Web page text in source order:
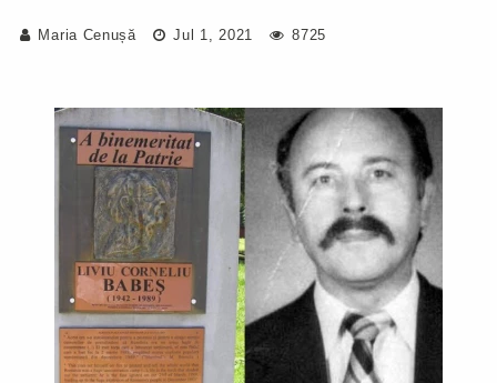
Maria Cenușă Jul 1, 2021 8725